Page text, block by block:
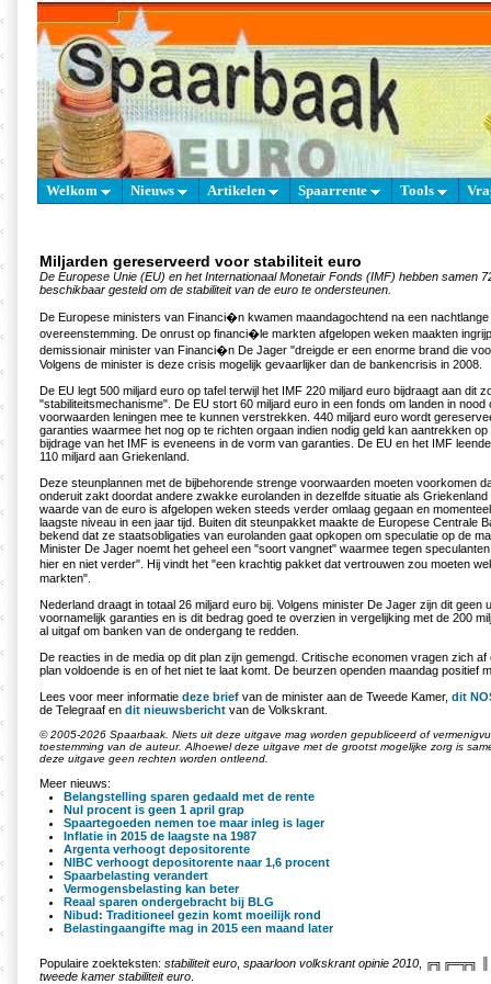
Welkom Nieuws Artikelen Spaarrente Tools
Miljarden gereserveerd voor stabiliteit euro
De Europese Unie (EU) en het Internationaal Monetair Fonds (IMF) hebben samen
beschikbaar gesteld om de stabiliteit van de euro te ondersteunen.
De Europese ministers van Financi�n kwamen maandagochtend na een
overeenstemming. De onrust op financi�le markten afgelopen weken maakten
demissionair minister van Financi�n De Jager "dreigde er een enorme brand die
Volgens de minister is deze crisis mogelijk gevaarlijker dan de bankencrisis in 2008.
De EU legt 500 miljard euro op tafel terwijl het IMF 220 miljard euro bijdraagt aan dit
"stabiliteitsmechanisme". De EU stort 60 miljard euro in een fonds om landen in nood
voorwaarden leningen mee te kunnen verstrekken. 440 miljard euro wordt
garanties waarmee het nog op te richten orgaan indien nodig geld kan aantrekken
bijdrage van het IMF is eveneens in de vorm van garanties. De EU en het IMF
110 miljard aan Griekenland.
Deze steunplannen met de bijbehorende strenge voorwaarden moeten voorkomen
onderuit zakt doordat andere zwakke eurolanden in dezelfde situatie als
waarde van de euro is afgelopen weken steeds verder omlaag gegaan en
laagste niveau in een jaar tijd. Buiten dit steunpakket maakte de Europese Centrale
bekend dat ze staatsobligaties van eurolanden gaat opkopen om speculatie op de
Minister De Jager noemt het geheel een "soort vangnet" waarmee tegen
hier en niet verder". Hij vindt het "een krachtig pakket dat vertrouwen zou moeten
markten".
Nederland draagt in totaal 26 miljard euro bij. Volgens minister De Jager zijn dit geen
voornamelijk garanties en is dit bedrag goed te overzien in vergelijking met de 200
al uitgaf om banken van de ondergang te redden.
De reacties in de media op dit plan zijn gemengd. Critische economen vragen zich
plan voldoende is en of het niet te laat komt. De beurzen openden maandag positief
Lees voor meer informatie deze brief van de minister aan de Tweede Kamer, dit
de Telegraaf en dit nieuwsbericht van de Volkskrant.
© 2005-2026 Spaarbaak. Niets uit deze uitgave mag worden gepubliceerd of
toestemming van de auteur. Alhoewel deze uitgave met de grootst mogelijke zorg is
deze uitgave geen rechten worden ontleend.
Meer nieuws:
Belangstelling sparen gedaald met de rente
Nul procent is geen 1 april grap
Spaartegoeden nemen toe maar inleg is lager
Inflatie in 2015 de laagste na 1987
Argenta verhoogt depositorente
NIBC verhoogt depositorente naar 1,6 procent
Spaarbelasting verandert
Vermogensbelasting kan beter
Reaal sparen ondergebracht bij BLG
Nibud: Traditioneel gezin komt moeilijk rond
Belastingaangifte mag in 2015 een maand later
Populaire zoekteksten: stabiliteit euro spaarloon volkskrant opinie 2010
╔╗╔═╦╗
tweede kamer stabiliteit euro